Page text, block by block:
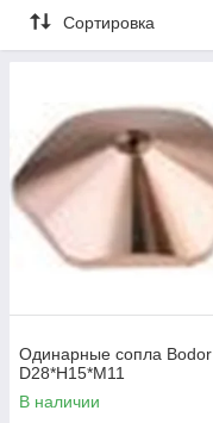
Сортировка
Одинарные сопла Bodor
D28*H15*М11
В наличии